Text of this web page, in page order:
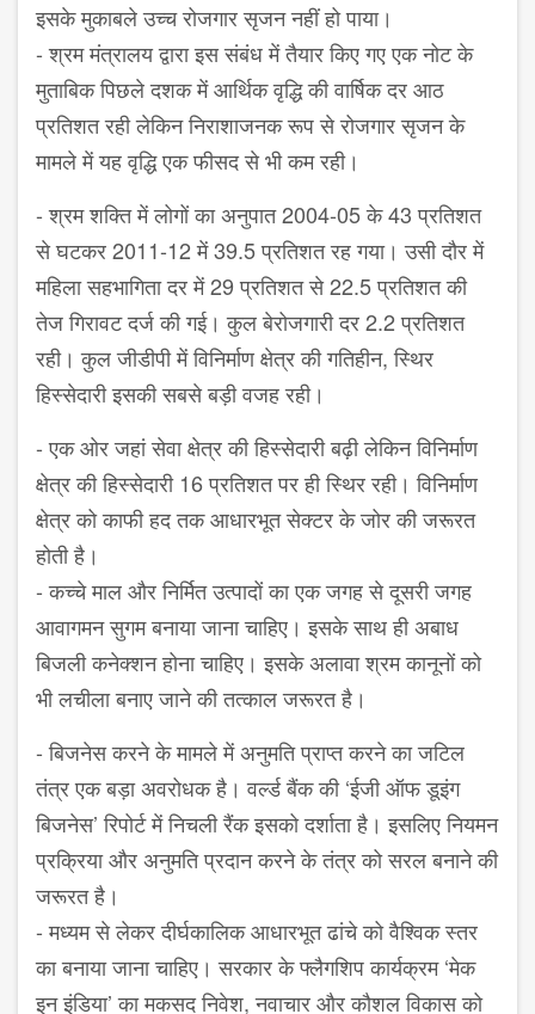
इसके मुकाबले उच्च रोजगार सृजन नहीं हो पाया।
-श्रम मंत्रालय द्वारा इस संबंध में तैयार किए गए एक नोट के
मुताबिक पिछले दशक में आर्थिक वृद्धि की वार्षिक दर आठ
प्रतिशत रही लेकिन निराशाजनक रूप से रोजगार सृजन के
मामले में यह वृद्धि एक फीसद से भी कम रही।
-श्रम शक्ति में लोगों का अनुपात2004-05के43प्रतिशत
से घटकर2011-12में39.5प्रतिशत रह गया। उसी दौर में
महिला सहभागिता दर में29प्रतिशत से22.5प्रतिशत की
तेज गिरावट दर्ज की गई। कुल बेरोजगारी दर2.2प्रतिशत
रही। कुल जीडीपी में विनिर्माण क्षेत्र की गतिहीन,स्थिर
हिस्सेदारी इसकी सबसे बड़ी वजह रही।
-एक ओर जहां सेवा क्षेत्र की हिस्सेदारी बढ़ी लेकिन विनिर्माण
क्षेत्र की हिस्सेदारी 16प्रतिशत पर ही स्थिर रही। विनिर्माण
क्षेत्र को काफी हद तक आधारभूत सेक्टर के जोर की जरूरत
होती है।
-कच्चे माल और निर्मित उत्पादों का एक जगह से दूसरी जगह
आवागमन सुगम बनाया जाना चाहिए। इसके साथ ही अबाध
बिजली कनेक्शन होना चाहिए। इसके अलावा श्रम कानूनों को
भी लचीला बनाए जाने की तत्काल जरूरत है।
-बिजनेस करने के मामले में अनुमति प्राप्त करने का जटिल
तंत्र एक बड़ा अवरोधक है। वर्ल्ड बैंक की‘ईजी ऑफ डूइंग
बिजनेस’रिपोर्ट में निचली रैंक इसको दर्शाता है। इसलिए नियमन
प्रक्रिया और अनुमति प्रदान करने के तंत्र को सरल बनाने की
जरूरत है।
-मध्यम से लेकर दीर्घकालिक आधारभूत ढांचे को वैश्विक स्तर
का बनाया जाना चाहिए। सरकार के फ्लैगशिप कार्यक्रम‘मेक
इन इंडिया’का मकसद निवेश,नवाचार और कौशल विकास को